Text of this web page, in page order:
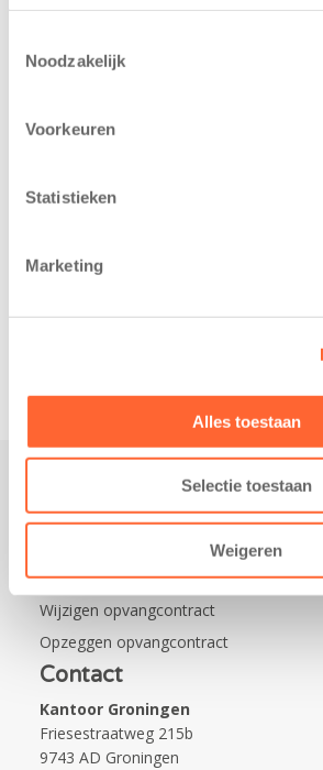
Noodzakelijk
Voorkeuren
Statistieken
Marketing
Alles toestaan
Selectie toestaan
Weigeren
van BSO De
donderdag alvast
Mini 4 Mijl. Zij
de
Praktisch
Nieuws over Kids First
Wijzigen opvangcontract
Opzeggen opvangcontract
Contact
Kantoor Groningen
Friesestraatweg 215b
9743 AD Groningen